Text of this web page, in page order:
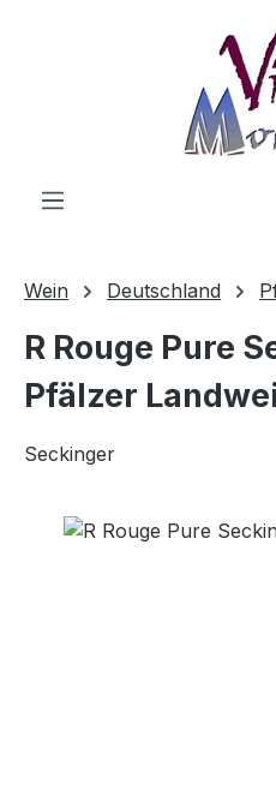
Wein Deutschland
R Rouge Pure
Pfälzer
Seckinger
Bildergalerie überspringen